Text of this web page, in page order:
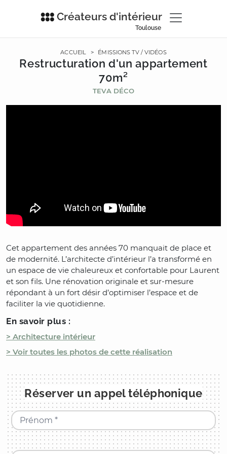
Créateurs d'intérieur
Toulouse
ACCUEIL > ÉMISSIONS TV / VIDÉOS
Restructuration d'un appartement
70m²
TEVA DÉCO
Cet appartement des années 70 manquait de place et
de modernité. L’architecte d’intérieur l’a transformé en
un espace de vie chaleureux et confortable pour Laurent
et son fils. Une rénovation originale et sur-mesure
répondant à un fort désir d’optimiser l’espace et de
faciliter la vie quotidienne.
En savoir plus :
> Architecture intérieur
> Voir toutes les photos de cette réalisation
Réserver un appel téléphonique
Prénom *